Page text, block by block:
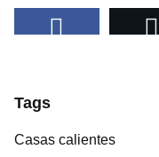
Tags
Casas calientes